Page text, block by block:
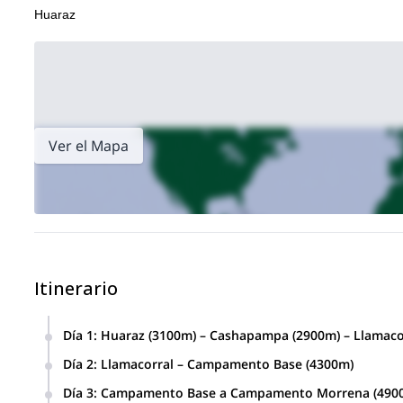
Huaraz
Ver el Mapa
Itinerario
Día 1: Huaraz (3100m) – Cashapampa (2900m) –
(aproximadamente 3 horas de viaje). Durante este
observaremos muchas montañas de la Cordillera Blanca
Día 2: Llamacorral – Campamento Base (4300m)
Día 3: Campamento Base a Campamento Morrena